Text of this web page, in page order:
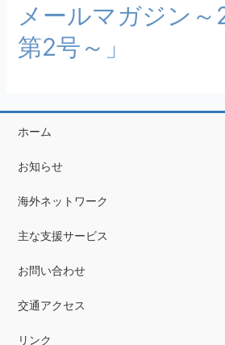
メールマガジン～
第2号～」
ホーム
お知らせ
海外ネットワーク
主な支援サービス
お問い合わせ
交通アクセス
リンク